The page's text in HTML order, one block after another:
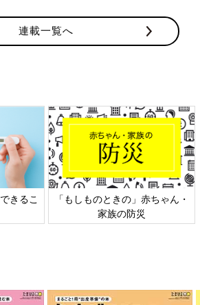
連載一覧へ
きるこ
「もしものときの」赤ちゃん・
家族の防災